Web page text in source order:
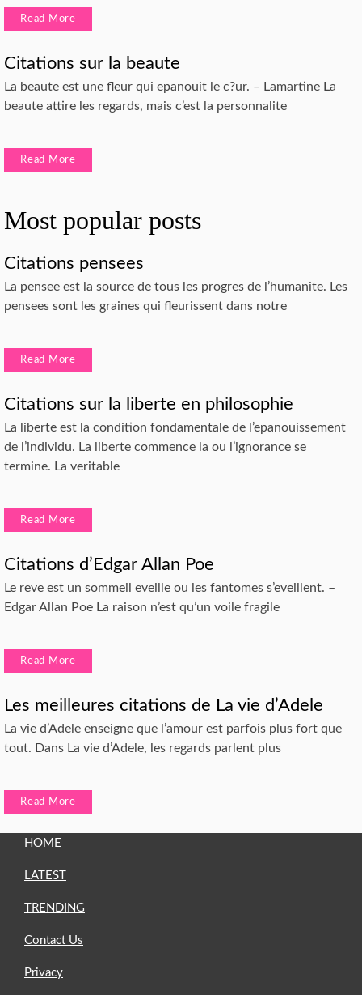
Read More
Citations sur la beaute
La beaute est une fleur qui epanouit le c?ur. – Lamartine La
beaute attire les regards, mais c’est la personnalite
Read More
Most popular posts
Citations pensees
La pensee est la source de tous les progres de l’humanite. Les
pensees sont les graines qui fleurissent dans notre
Read More
Citations sur la liberte en philosophie
La liberte est la condition fondamentale de l’epanouissement
de l’individu. La liberte commence la ou l’ignorance se
termine. La veritable
Read More
Citations d’Edgar Allan Poe
Le reve est un sommeil eveille ou les fantomes s’eveillent. –
Edgar Allan Poe La raison n’est qu’un voile fragile
Read More
Les meilleures citations de La vie d’Adele
La vie d’Adele enseigne que l’amour est parfois plus fort que
tout. Dans La vie d’Adele, les regards parlent plus
Read More
HOME
LATEST
TRENDING
Contact Us
Privacy